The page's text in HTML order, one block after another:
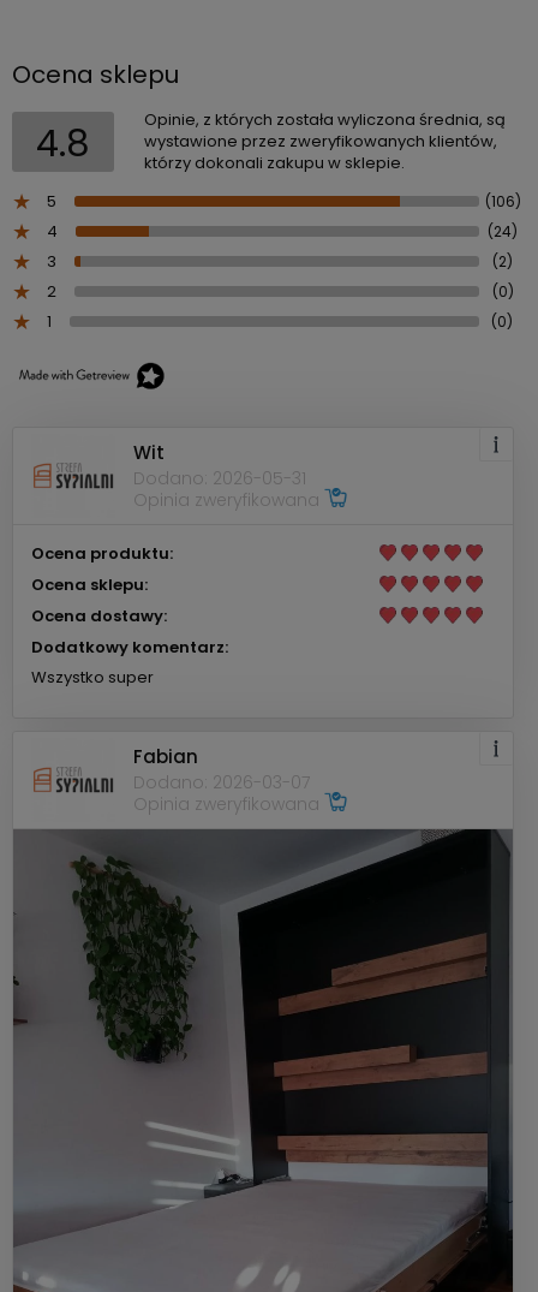
Ocena sklepu
4.8
Opinie, z których została wyliczona średnia, są
wystawione przez zweryfikowanych klientów,
którzy dokonali zakupu w sklepie.
5
(106)
4 (24)
3 (2)
2 (0)
1 (0)
Wit
Dodano: 2026-05-31
Opinia zweryfikowana
Ocena produktu:
Ocena sklepu:
Ocena dostawy:
Dodatkowy komentarz:
Wszystko super
Fabian
Dodano: 2026-03-07
Opinia zweryfikowana